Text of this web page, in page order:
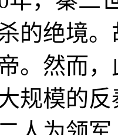
的绝境
。然而
规模的